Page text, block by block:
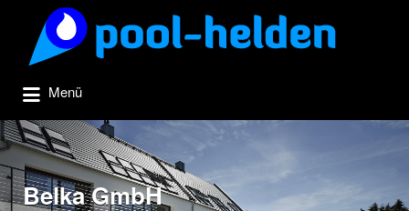
Suchen
nach:
Menü
Belka GmbH